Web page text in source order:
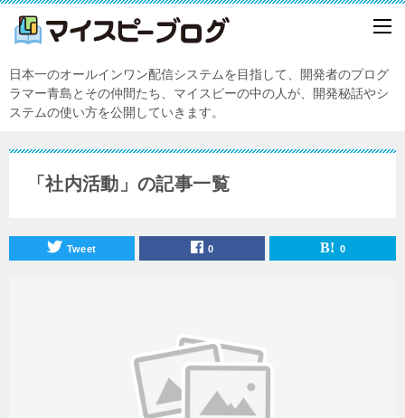
日本一のオールインワン配信システムを目指して、開発者のプログ
ラマー青島とその仲間たち、マイスピーの中の人が、開発秘話やシ
ステムの使い方を公開していきます。
「社内活動」の記事一覧
Tweet 0 0